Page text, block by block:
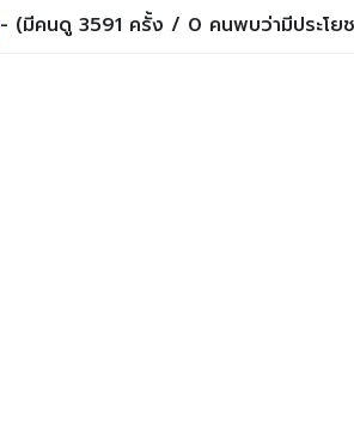
- (มีคนดู 3591 ครั้ง / 0 คนพบว่ามีประโย